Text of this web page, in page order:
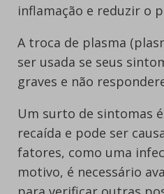
inflamação e reduzir o
A troca de plasma
ser usada se seus
graves e não
Um surto de sintomas
recaída e pode ser
fatores, como uma
motivo, é necessário